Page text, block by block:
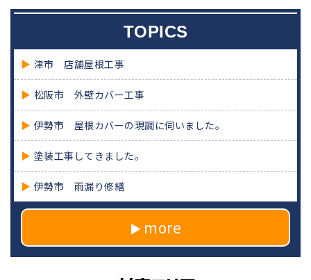
TOPICS
津市 店舗屋根工事
松阪市 外壁カバー工事
伊勢市 屋根カバーの現調に伺いました。
塗装工事してきました。
伊勢市 雨漏り修繕
more